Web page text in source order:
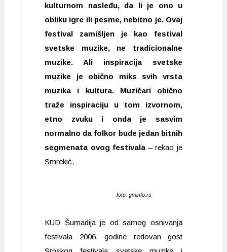
kulturnom nasleđu, da li je ono u
obliku igre ili pesme, nebitno je. Ovaj
festival zamišljen je kao festival
svetske muzike, ne tradicionalne
muzike. Ali inspiracija svetske
muzike je obično miks svih vrsta
muzika i kultura. Muzičari obično
traže inspiraciju u tom izvornom,
etno zvuku i onda je sasvim
normalno da folkor bude jedan bitnih
segmenata ovog festivala – rekao je
Smrekić.
foto: gminfo.rs
KUD Šumadija je od samog osnivanja
festivala 2006. godine redovan gost